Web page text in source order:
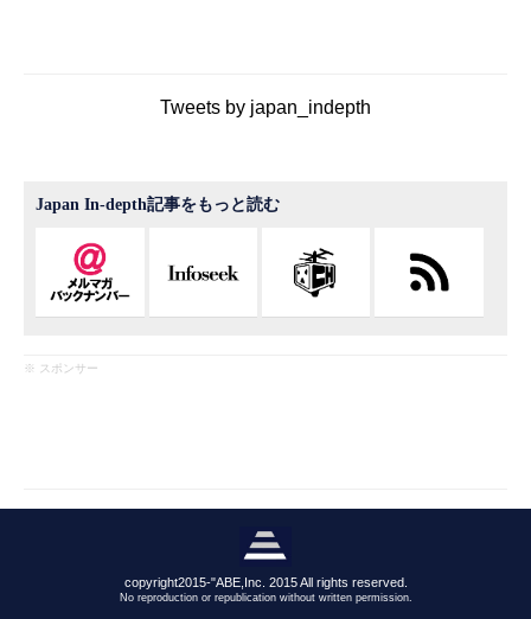
Tweets by japan_indepth
Japan In-depth記事をもっと読む
※ スポンサー
copyright2015-"ABE,Inc. 2015 All rights reserved.
No reproduction or republication without written permission.